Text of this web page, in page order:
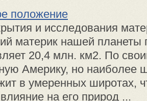
положение
и исследования
материк нашей
20,4 млн. км2. По
Америку, но наиболее
в умеренных широтах,
на его природ ...